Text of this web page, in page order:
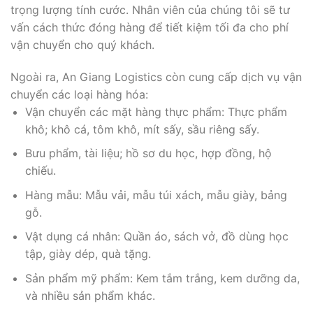
trọng lượng tính cước. Nhân viên của chúng tôi sẽ tư
vấn cách thức đóng hàng để tiết kiệm tối đa cho phí
vận chuyển cho quý khách.
Ngoài ra, An Giang Logistics còn cung cấp dịch vụ vận
chuyển các loại hàng hóa:
Vận chuyển các mặt hàng thực phẩm: Thực phẩm
khô; khô cá, tôm khô, mít sấy, sầu riêng sấy.
Bưu phẩm, tài liệu; hồ sơ du học, hợp đồng, hộ
chiếu.
Hàng mẫu: Mẫu vải, mẫu túi xách, mẫu giày, bảng
gỗ.
Vật dụng cá nhân: Quần áo, sách vở, đồ dùng học
tập, giày dép, quà tặng.
Sản phẩm mỹ phẩm: Kem tắm trắng, kem dưỡng da,
và nhiều sản phẩm khác.